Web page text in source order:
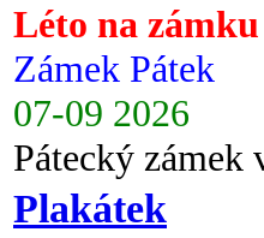
Léto na zámku
Zámek Pátek
07-09 2026
Pátecký
Plakátek